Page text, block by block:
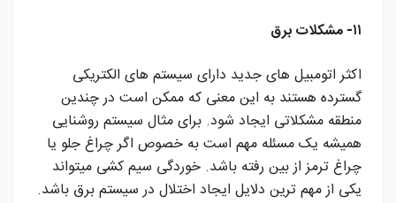
۱۱- مشکلات برق
اکثر اتومبیل های جدید دارای سیستم های الکتریکی
گسترده هستند به این معنی که ممکن است در چندین
منطقه مشکلاتی ایجاد شود. برای مثال سیستم روشنایی
همیشه یک مسئله مهم است به خصوص اگر چراغ جلو یا
چراغ ترمز از بین رفته باشد. خوردگی سیم کشی میتواند
یکی از مهم ترین دلایل ایجاد اختلال در سیستم برق باشد.